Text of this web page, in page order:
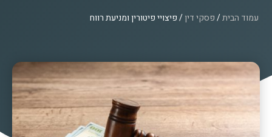
עמוד הבית/פסקי דין/ פיצויי פיטורין ומניעת רווח